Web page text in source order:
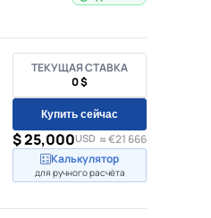
ТЕКУЩАЯ СТАВКА
0 $
Купить сейчас
$ 25,000USD ≈ €21 666
Калькулятор
для ручного расчёта